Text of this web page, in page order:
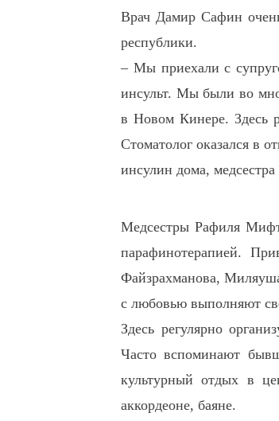
Врач Дамир Сафин
республики.
– Мы приехали с
инсульт. Мы были во
в Новом Кинере. Здесь
Стоматолог оказался в
инсулин дома,
Медсестры Рафиля
парафинотерапией.
Файзрахманова,
с любовью выполняют
Здесь регулярно
Часто вспоминают
культурный отдых в
аккордеоне, баяне.